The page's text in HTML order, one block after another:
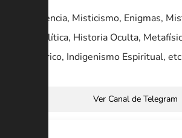
Conciencia, Misticismo, Enigmas,
Exopolítica, Historia Oculta,
Esotérico, Indigenismo Espiritual, etc
Ver Canal de Telegram